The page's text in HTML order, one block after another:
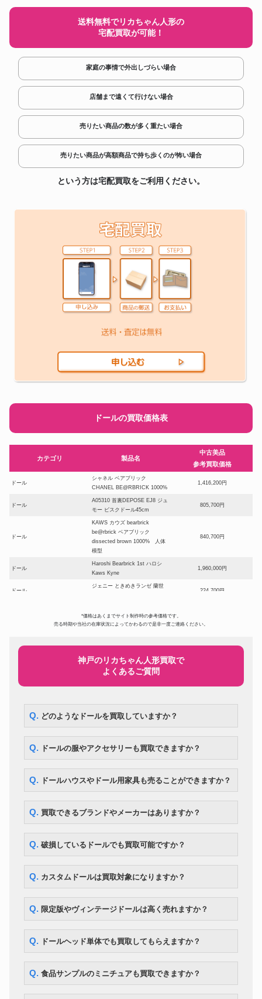
送料無料でリカちゃん人形の
宅配買取が可能！
家庭の事情で外出しづらい場合
店舗まで遠くて行けない場合
売りたい商品の数が多く重たい場合
売りたい商品が高額商品で持ち歩くのが怖い場合
という方は宅配買取をご利用ください。
ドールの買取価格表
カテゴリ 製品名
中古美品
参考買取価格
ドール
シャネル ベアブリック
CHANEL BE@RBRICK 1000%
1,416,200円
ドール
A05310 首裏DEPOSE EJ8 ジュ
モー ビスクドール45cm
805,700円
ドール
KAWS カウズ bearbrick
be@rbrick ベアブリック
dissected brown 1000% 人体
模型
840,700円
ドール
Haroshi Bearbrick 1st ハロシ
Kaws Kyne
1,960,000円
ドール
ジェニー ときめきランゼ 蘭世
224,700円
BAPE(R) ABC CAMO SHARK
BE@RBRICK ベイプ メディコ
297,500円
イデン SD 真紅
ドール
スーパードルフィー SDエリザベ
ライン 血盟騎士団 甲冑 フルセ
カちゃんハウス 少女漫画家 牧美
也子イラスト付
まきまきカールのおしゃれなリ
175,700円
Kaws カウズ Pinocchio Wood
カリモク
BE@RBRICK エヴァンゲリオン
初号機 CHROME Ver.1000％
WORLD WIDE TOUR 3 開催記
ドール ネオブライス モッドモーリー 12,600円
ボークス DDS アイドルマスタ
ちっちゃな女の子こと乃
ドール
CWC 限定 マイメロディ ブライ
ス ソフトリーカドリーユー＆ミ
ー
30,800円
マーゴユニークガール blythe ネ
オブライス
ボークス MDD Fate/kaleid liner
プリズマ☆イリヤ
*価格はあくまでサイト制作時の参考価格です。
売る時期や当社の在庫状況によってかわるので是非一度ご連絡ください。
神戸のリカちゃん人形買取で
よくあるご質問
Q. どのようなドールを買取していますか？
Q. ドールの服やアクセサリーも買取できますか？
Q. ドールハウスやドール用家具も売ることができますか？
Q. 買取できるブランドやメーカーはありますか？
Q. 破損しているドールでも買取可能ですか？
Q. カスタムドールは買取対象になりますか？
Q. 限定版やヴィンテージドールは高く売れますか？
Q. ドールヘッド単体でも買取してもらえますか？
Q. 食品サンプルのミニチュアも買取できますか？